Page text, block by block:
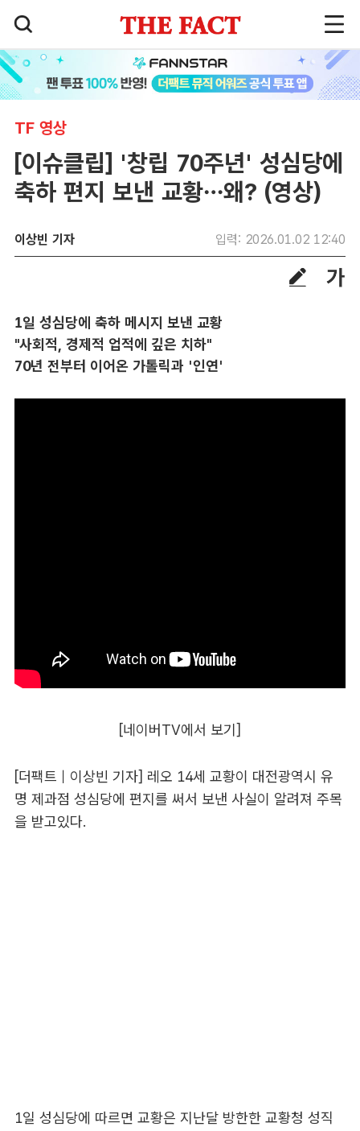
TF 영상
[이슈클립] '창립 70주년' 성심당에
축하 편지 보낸 교황…왜? (영상)
이상빈 기자 입력: 2026.01.02 12:40
1일 성심당에 축하 메시지 보낸 교황
"사회적, 경제적 업적에 깊은 치하"
70년 전부터 이어온 가톨릭과 '인연'
[네이버TV에서 보기]
[더팩트｜이상빈 기자] 레오 14세 교황이 대전광역시 유
명 제과점 성심당에 편지를 써서 보낸 사실이 알려져 주목
을 받고있다.
1일 성심당에 따르면 교황은 지난달 방한한 교황청 성직